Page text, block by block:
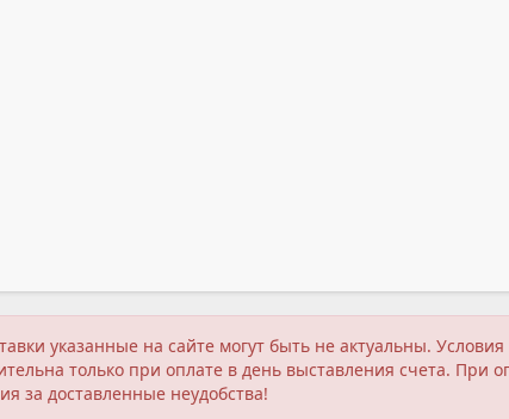
указанные на сайте могут быть не актуальны.
только при оплате в день выставления счета.
за доставленные неудобства!